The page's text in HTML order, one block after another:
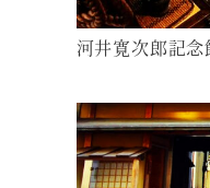
河井寛次郎記念